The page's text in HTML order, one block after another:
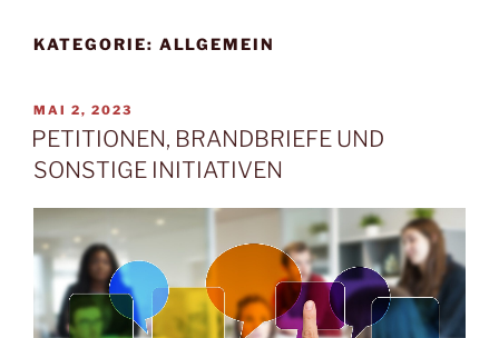
KATEGORIE: ALLGEMEIN
VERÖFFENTLICHT
AM
MAI 2, 2023
PETITIONEN, BRANDBRIEFE UND
SONSTIGE INITIATIVEN